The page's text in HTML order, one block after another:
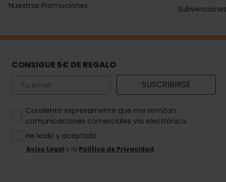
Nuestras Promociones
CONSIGUE 5€ DE REGALO
Email SUSCRIBIRSE
How would you like to hear from us?
Consiento expresamente que me remitan
comunicaciones comerciales vía electrónica.
He leído y aceptado
Aviso Legal y la Política de Privacidad.